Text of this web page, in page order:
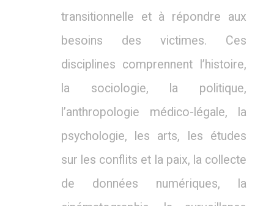
transitionnelle et à répondre aux
besoins des victimes. Ces
disciplines comprennent l’histoire,
la sociologie, la politique,
l’anthropologie médico-légale, la
psychologie, les arts, les études
sur les conflits et la paix, la collecte
de données numériques, la